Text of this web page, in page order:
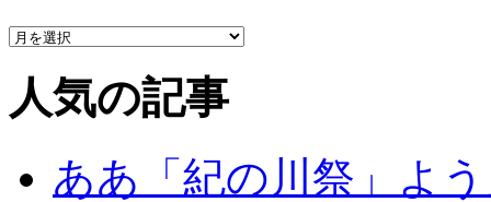
人気の記事
ああ「紀の川祭」よ